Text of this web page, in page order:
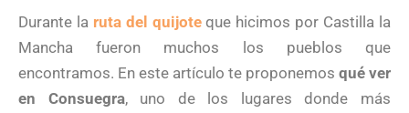
Durante la ruta del quijoteque hicimos por Castilla la
Mancha fueron muchos los pueblos que
encontramos. En este artículo te proponemos qué ver
en Consuegra, uno de los lugares donde más